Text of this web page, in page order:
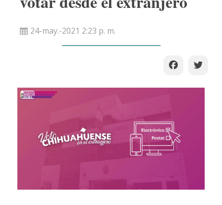
24-may.-2021 2:23 p. m.